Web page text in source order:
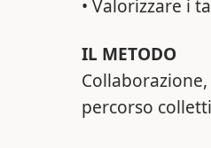
• Valorizzare i
IL METODO
percorso